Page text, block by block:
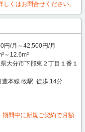
くはお問合せください。
円/月～42,500円/月
～12.6m²
大分市下郡東２丁目１番１
豊本線 牧駅 徒歩 14分
間中に新規ご契約で月額